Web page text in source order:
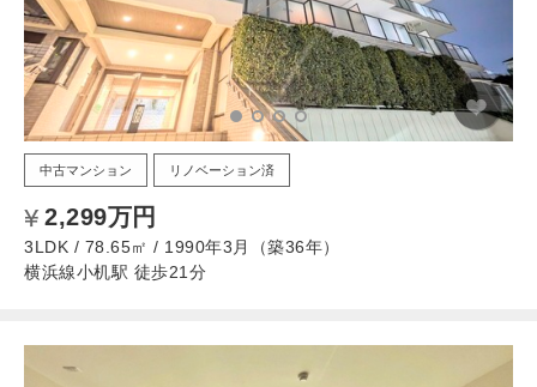
中古マンション リノベーション済
2,299万円
3LDK / 78.65㎡ / 1990年3月（築36年）
横浜線小机駅 徒歩21分